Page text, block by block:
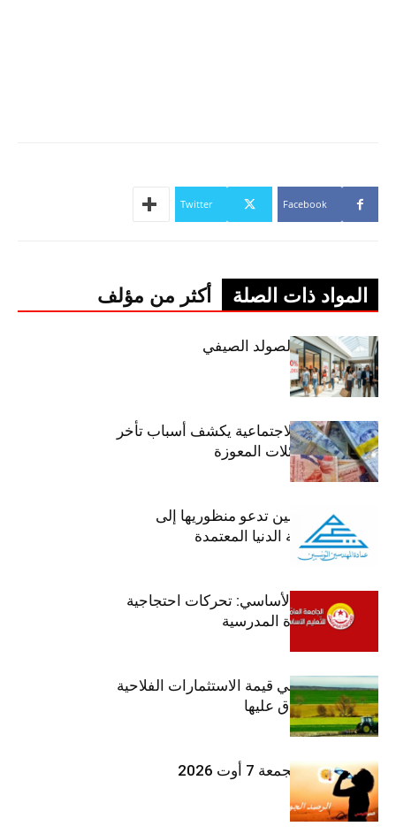
Facebook
Twitter
المواد ذات الصلة أكثر من مؤلف
اليوم: إنطلاق الصولد الصيفي
وزير الشؤون الاجتماعية يكشف أسباب تأخر
صرف منح العائلات المعوزة
عمادة المهندسين تدعو منظوريها إلى
احترام التعريفة الدنيا المعتمدة
جامعة التعليم الأساسي: تحركات احتجاجية
تزامنا مع العودة المدرسية
ارتفاع بـ15% في قيمة الاستثمارات الفلاحية
الخاصة المصادق عليها
طقس اليوم الجمعة 7 أوت 2026